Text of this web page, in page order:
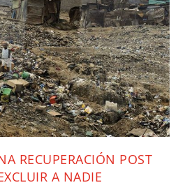
RECUPERACIÓN POST
A NADIE